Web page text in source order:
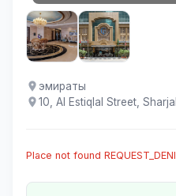
эмираты
10, Al Estiqlal Street,
Place not found